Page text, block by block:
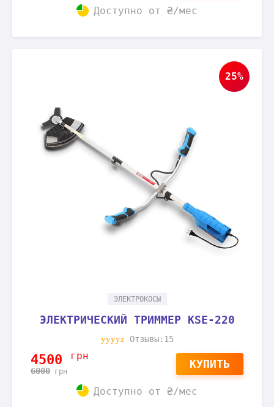
Доступно от ₴/мес
25%
ЭЛЕКТРОКОСЫ
ЭЛЕКТРИЧЕСКИЙ ТРИММЕР KSE-220
Отзывы:15
4500 грн
6000 грн
КУПИТЬ
Доступно от ₴/мес